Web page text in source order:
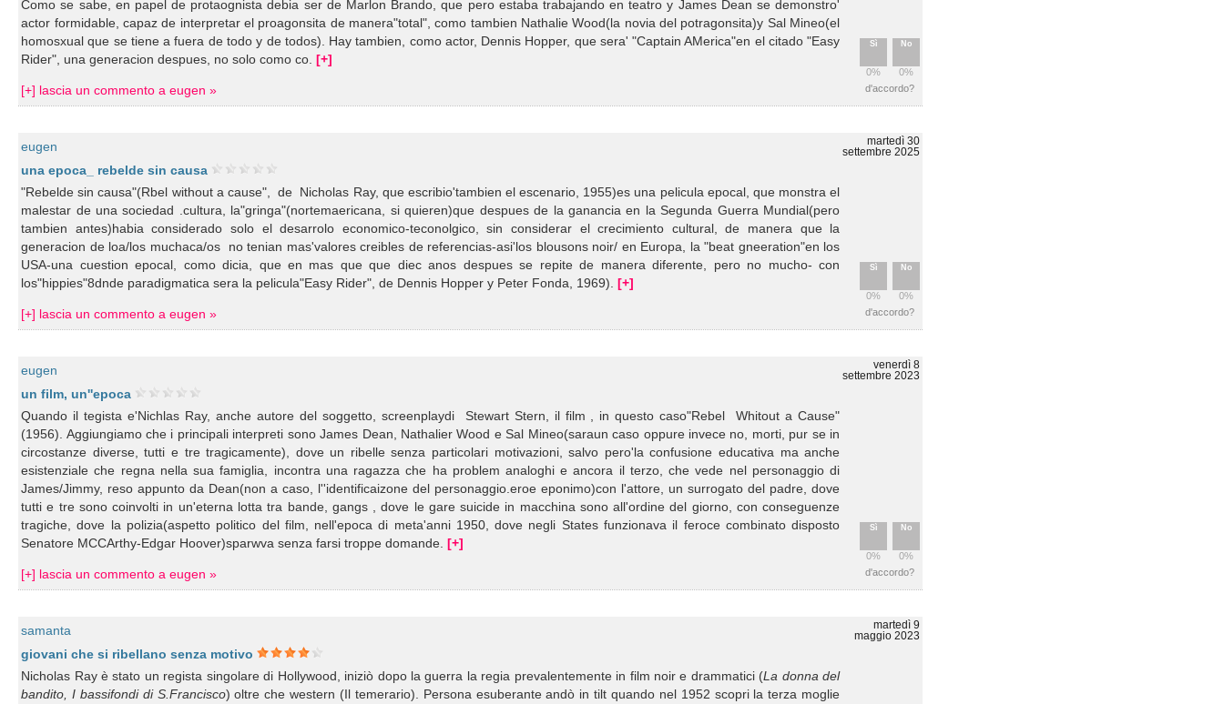
Sì
0%
No
0%
Como se sabe, en papel de protaognista debia ser de Marlon Brando, que pero estaba trabajando en teatro y James Dean se demonstro'
actor formidable, capaz de interpretar el proagonsita de manera"total", como tambien Nathalie Wood(la novia del potragonsita)y Sal Mineo(el
homosxual que se tiene a fuera de todo y de todos). Hay tambien, como actor, Dennis Hopper, que sera' "Captain AMerica"en el citado "Easy
Rider", una generacion despues, no solo como co.[+]
[+] lascia un commento a eugen » d'accordo?
eugen
martedì 30
settembre 2025
una epoca_ rebelde sin causa
Sì
0%
No
0%
"Rebelde sin causa"(Rbel without a cause", de Nicholas Ray, que escribio'tambien el escenario, 1955)es una pelicula epocal, que monstra el
malestar de una sociedad .cultura, la"gringa"(nortemaericana, si quieren)que despues de la ganancia en la Segunda Guerra Mundial(pero
tambien antes)habia considerado solo el desarrolo economico-teconolgico, sin considerar el crecimiento cultural, de manera que la
generacion de loa/los muchaca/os no tenian mas'valores creibles de referencias-asi'los blousons noir/ en Europa, la "beat gneeration"en los
USA-una cuestion epocal, como dicia, que en mas que que diec anos despues se repite de manera diferente, pero no mucho- con
los"hippies"8dnde paradigmatica sera la pelicula"Easy Rider", de Dennis Hopper y Peter Fonda, 1969).[+]
[+] lascia un commento a eugen » d'accordo?
eugen
venerdì 8
settembre 2023
un film, un''epoca
Sì
0%
No
0%
Quando il tegista e'Nichlas Ray, anche autore del soggetto, screenplaydi Stewart Stern, il film , in questo caso"Rebel Whitout a Cause"
(1956). Aggiungiamo che i principali interpreti sono James Dean, Nathalier Wood e Sal Mineo(saraun caso oppure invece no, morti, pur se in
circostanze diverse, tutti e tre tragicamente), dove un ribelle senza particolari motivazioni, salvo pero'la confusione educativa ma anche
esistenziale che regna nella sua famiglia, incontra una ragazza che ha problem analoghi e ancora il terzo, che vede nel personaggio di
James/Jimmy, reso appunto da Dean(non a caso, l''identificaizone del personaggio.eroe eponimo)con l'attore, un surrogato del padre, dove
tutti e tre sono coinvolti in un'eterna lotta tra bande, gangs , dove le gare suicide in macchina sono all'ordine del giorno, con conseguenze
tragiche, dove la polizia(aspetto politico del film, nell'epoca di meta'anni 1950, dove negli States funzionava il feroce combinato disposto
Senatore MCCArthy-Edgar Hoover)sparwva senza farsi troppe domande.[+]
[+] lascia un commento a eugen » d'accordo?
samanta
martedì 9
maggio 2023
giovani che si ribellano senza motivo
Nicholas Ray è stato un regista singolare di Hollywood, iniziò dopo la guerra la regia prevalentemente in film noir e drammatici (La donna del
bandito, I bassifondi di S.Francisco) oltre che western (Il temerario). Persona esuberante andò in tilt quando nel 1952 scopri la terza moglie